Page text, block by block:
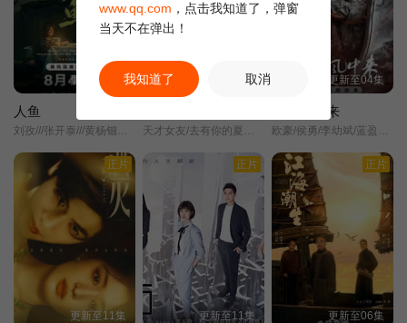
第22集 第23集
更新至06集
人鱼
刘孜///张开泰///黄杨钿甜///董勇///张帆///陈创///何思甜///张棪琰///罗海琼///是安///赵健///段钰///董向荣///薛佳凝///方晓东///李庆誉///张译文/
更新至06集
天才女友/去有你的夏天/当你耀眼时/
更新至04集
兵自风中来
欧豪/侯勇/李幼斌/蓝盈莹/周德华/丁勇岱/徐洪浩/刘奕君/关亚军/史兰芽/赵荀/夏侯镔/费鲤齐/张进/王春宇/杨舒/阮巨/陈启杰/赵长洲/陈方舟/谢心/傅程鹏/于景骁/吴岳阳/
正片
更新至11集
正片
更新至11集
正片
更新至06集
www.qq.com ，点击我知道了，弹窗
当天不在弹出！
我知道了 取消